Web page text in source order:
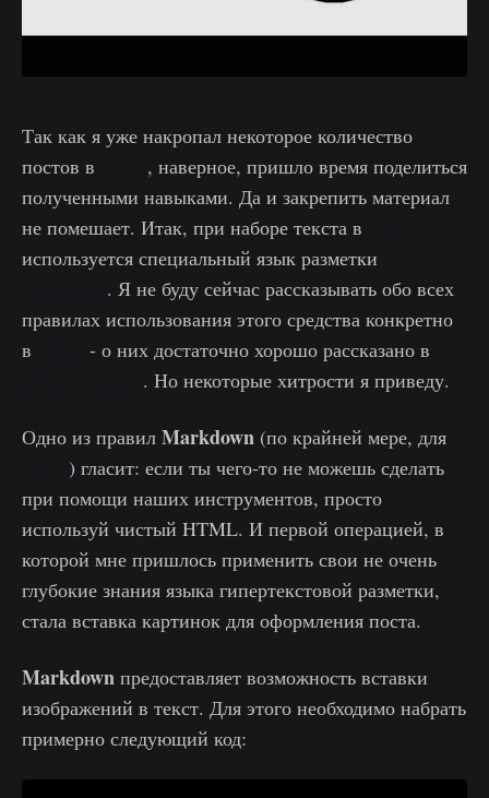
Так как я уже накропал некоторое количество
постов в
, наверное, пришло время поделиться
полученными навыками. Да и закрепить материал
не помешает. Итак, при наборе текста в
используется специальный язык разметки
. Я не буду сейчас рассказывать обо всех
правилах использования этого средства конкретно
в
- о них достаточно хорошо рассказано в
. Но некоторые хитрости я приведу.
Одно из правил Markdown (по крайней мере, для
) гласит: если ты чего-то не можешь сделать
при помощи наших инструментов, просто
используй чистый HTML. И первой операцией, в
которой мне пришлось применить свои не очень
глубокие знания языка гипертекстовой разметки,
стала вставка картинок для оформления поста.
Markdown предоставляет возможность вставки
изображений в текст. Для​ этого необходимо набрать
примерно следующий код: